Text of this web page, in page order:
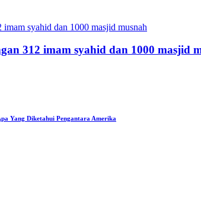
312 imam syahid dan 1000 masjid
Yang Diketahui Pengantara Amerika